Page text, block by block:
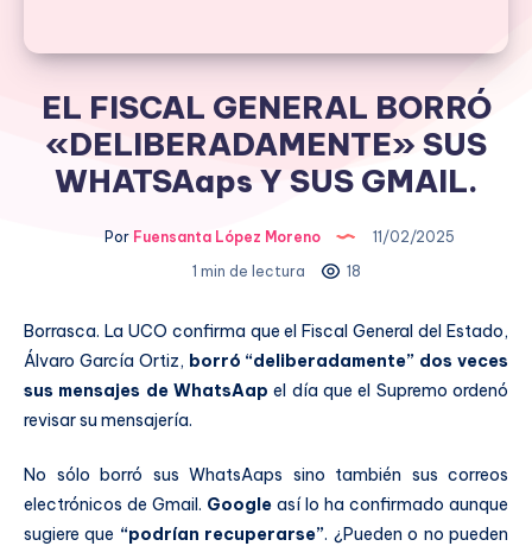
EL FISCAL GENERAL BORRÓ
«DELIBERADAMENTE» SUS
WHATSAaps Y SUS GMAIL.
Por Fuensanta López Moreno
11/02/2025
1 min de lectura
18
Borrasca. La UCO confirma que el Fiscal General del Estado,
Álvaro García Ortiz, borró “deliberadamente” dos veces
sus mensajes de WhatsAap el día que el Supremo ordenó
revisar su mensajería.
No sólo borró sus WhatsAaps sino también sus correos
electrónicos de Gmail. Google así lo ha confirmado aunque
sugiere que “podrían recuperarse”. ¿Pueden o no pueden